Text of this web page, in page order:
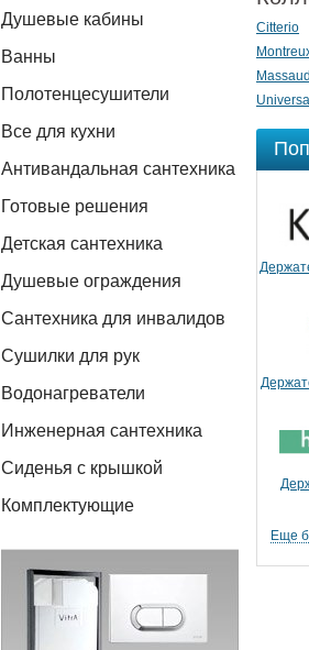
Душевые кабины
Ванны
Полотенцесушители
Все для кухни
Антивандальная сантехника
Готовые решения
Детская сантехника
Душевые ограждения
Сантехника для инвалидов
Сушилки для рук
Водонагреватели
Инженерная сантехника
Сиденья с крышкой
Комплектующие
Citterio
Massaud
Universal
Еще